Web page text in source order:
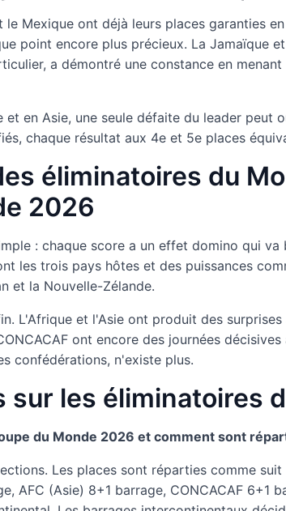
le Mexique ont déjà leurs places garanties
point encore plus précieux. La Jamaïque
a démontré une constance en
et en Asie, une seule défaite du leader
chaque résultat aux 4e et 5e places
éliminatoires du
2026
: chaque score a un effet domino qui
les trois pays hôtes et des puissances
et la Nouvelle-Zélande.
L'Afrique et l'Asie ont produit des
ont encore des journées
confédérations, n'existe plus.
les éliminatoires
du Monde 2026 et comment sont
Les places sont réparties comme suit
AFC (Asie) 8+1 barrage, CONCACAF 6+1